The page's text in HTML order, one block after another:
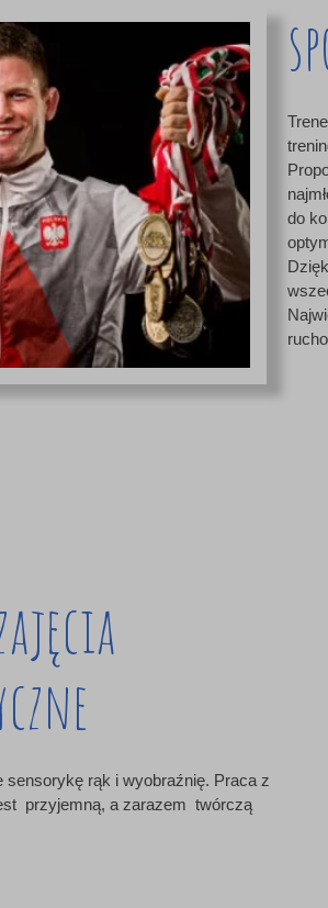
do
sensorykę rąk i wyobraźnię. Praca z
przyjemną, a zarazem twórczą